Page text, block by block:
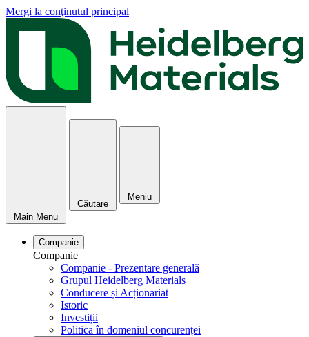
Mergi la conţinutul principal
Main Menu
Căutare
Meniu
Companie
Companie
Companie - Prezentare generală
Grupul Heidelberg Materials
Conducere și Acționariat
Istoric
Investiții
Politica în domeniul concurenței